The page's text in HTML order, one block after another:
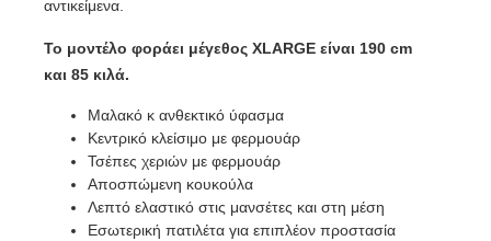
αντικείμενα.
Το μοντέλο φοράει μέγεθος XLARGE είναι 190 cm
και 85 κιλά.
Μαλακό κ ανθεκτικό ύφασμα
Κεντρικό κλείσιμο με φερμουάρ
Τσέπες χεριών με φερμουάρ
Αποσπώμενη κουκούλα
Λεπτό ελαστικό στις μανσέτες και στη μέση
Εσωτερική πατιλέτα για επιπλέον προστασία